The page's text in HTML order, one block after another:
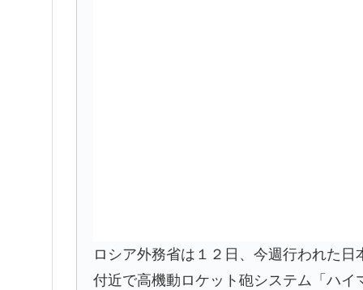
ロシア外務省は１２日、今週行われた
付近で高機動ロケット砲システム「ハ